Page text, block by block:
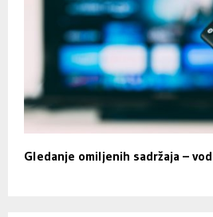
Gledanje omiljenih sadržaja –